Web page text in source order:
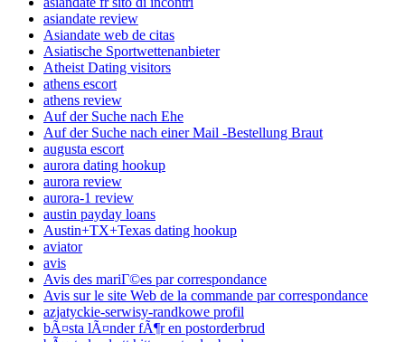
asiandate review
Asiandate web de citas
Asiatische Sportwettenanbieter
Atheist Dating visitors
athens escort
athens review
Auf der Suche nach Ehe
Auf der Suche nach einer Mail -Bestellung Braut
augusta escort
aurora dating hookup
aurora review
aurora-1 review
austin payday loans
Austin+TX+Texas dating hookup
aviator
avis
Avis des mariГ©es par correspondance
Avis sur le site Web de la commande par correspondance
azjatyckie-serwisy-randkowe profil
bÃ¤sta lÃ¤nder fÃ¶r en postorderbrud